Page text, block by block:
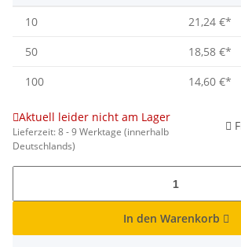
10 21,24 €*
50
18,58 €*
100
14,60 €*
Aktuell leider nicht am Lager
Lieferzeit:8 - 9 Werktage (innerhalb
Deutschlands)
In den Warenkorb